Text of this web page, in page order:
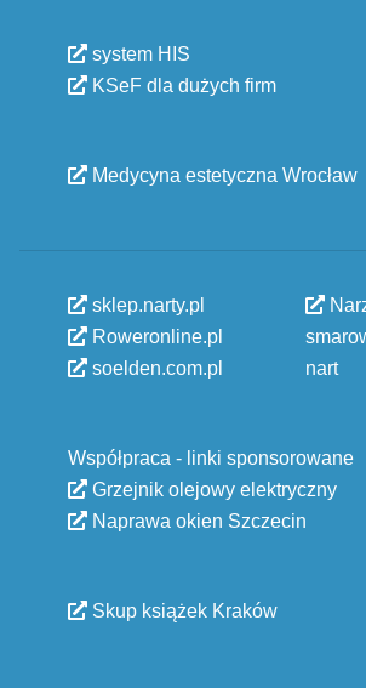
system HIS
KSeF dla dużych firm
Medycyna estetyczna Wrocław
sklep.narty.pl
Roweronline.pl
soelden.com.pl
nart
Współpraca - linki sponsorowane
Grzejnik olejowy elektryczny
Naprawa okien Szczecin
Skup książek Kraków